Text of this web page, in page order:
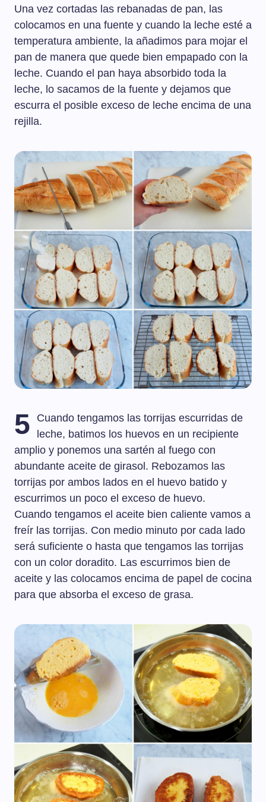
Una vez cortadas las rebanadas de pan, las
colocamos en una fuente y cuando la leche esté a
temperatura ambiente, la añadimos para mojar el
pan de manera que quede bien empapado con la
leche. Cuando el pan haya absorbido toda la
leche, lo sacamos de la fuente y dejamos que
escurra el posible exceso de leche encima de una
rejilla.
5
Cuando tengamos las torrijas escurridas de
leche, batimos los huevos en un recipiente
amplio y ponemos una sartén al fuego con
abundante aceite de girasol. Rebozamos las
torrijas por ambos lados en el huevo batido y
escurrimos un poco el exceso de huevo.
Cuando tengamos el aceite bien caliente vamos a
freír las torrijas. Con medio minuto por cada lado
será suficiente o hasta que tengamos las torrijas
con un color doradito. Las escurrimos bien de
aceite y las colocamos encima de papel de cocina
para que absorba el exceso de grasa.